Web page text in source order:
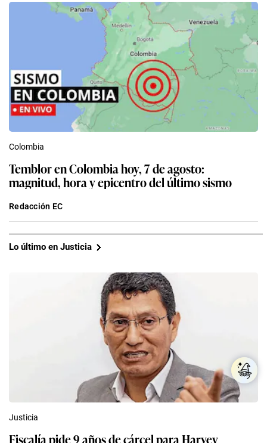
Colombia
Temblor en Colombia hoy, 7 de agosto:
magnitud, hora y epicentro del último sismo
Redacción EC
Lo último en Justicia
Justicia
Fiscalía pide 9 años de cárcel para Harvey